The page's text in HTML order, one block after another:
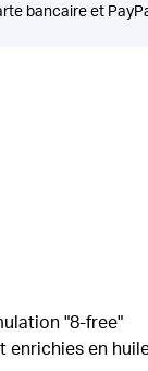
bancaire et
"8-free"
enrichies en